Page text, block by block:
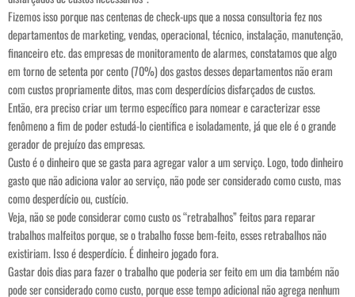
Fizemos isso porque nas centenas de check-ups que a nossa consultoria fez nos
departamentos de marketing, vendas, operacional, técnico, instalação, manutenção,
financeiro etc. das empresas de monitoramento de alarmes, constatamos que algo
em torno de setenta por cento (70%) dos gastos desses departamentos não eram
com custos propriamente ditos, mas com desperdícios disfarçados de custos.
Então, era preciso criar um termo específico para nomear e caracterizar esse
fenômeno a fim de poder estudá-lo cientifica e isoladamente, já que ele é o grande
gerador de prejuízo das empresas.
Custo é o dinheiro que se gasta para agregar valor a um serviço. Logo, todo dinheiro
gasto que não adiciona valor ao serviço, não pode ser considerado como custo, mas
como desperdício ou, custício.
Veja, não se pode considerar como custo os “retrabalhos” feitos para reparar
trabalhos malfeitos porque, se o trabalho fosse bem-feito, esses retrabalhos não
existiriam. Isso é desperdício. É dinheiro jogado fora.
Gastar dois dias para fazer o trabalho que poderia ser feito em um dia também não
pode ser considerado como custo, porque esse tempo adicional não agrega nenhum